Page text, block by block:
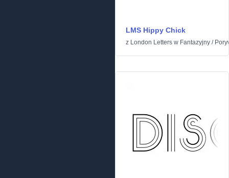
LMS Hippy Chick
z London Letters w Fantazyjny /